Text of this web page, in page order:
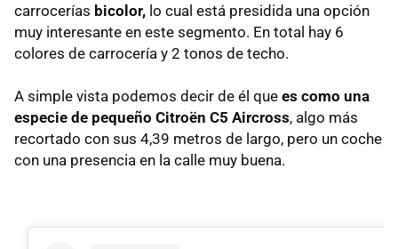
carrocerías bicolor, lo cual está presidida una opción
muy interesante en este segmento. En total hay 6
colores de carrocería y 2 tonos de techo.
A simple vista podemos decir de él que es como una
especie de pequeño Citroën C5 Aircross, algo más
recortado con sus 4,39 metros de largo, pero un coche
con una presencia en la calle muy buena.